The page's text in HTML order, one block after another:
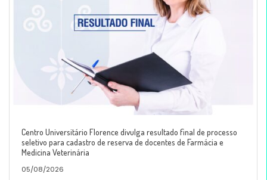
Centro Universitário Florence divulga resultado final de processo
seletivo para cadastro de reserva de docentes de Farmácia e
Medicina Veterinária
05/08/2026